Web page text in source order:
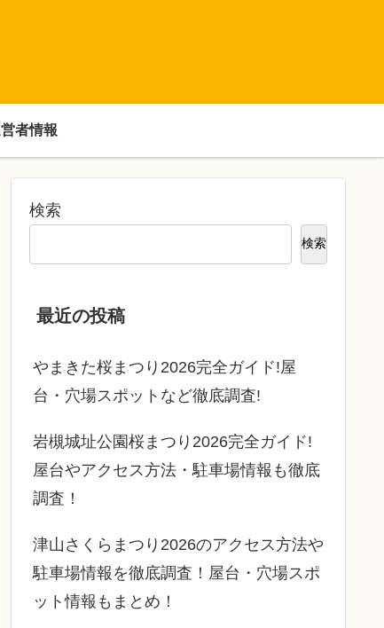
者情報
検索
検索
最近の投稿
やまきた桜まつり2026完全ガイド!屋
台・穴場スポットなど徹底調査!
岩槻城址公園桜まつり2026完全ガイド!
屋台やアクセス方法・駐車場情報も徹底
調査！
津山さくらまつり2026のアクセス方法や
駐車場情報を徹底調査！屋台・穴場スポ
ット情報もまとめ！